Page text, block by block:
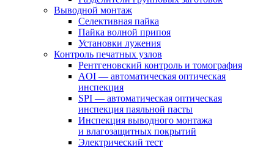
Выводной монтаж
Селективная пайка
Пайка волной припоя
Установки лужения
Контроль печатных узлов
Рентгеновский контроль и томография
AOI — автоматическая оптическая
инспекция
SPI — автоматическая оптическая
инспекция паяльной пасты
Инспекция выводного монтажа
и влагозащитных покрытий
Электрический тест